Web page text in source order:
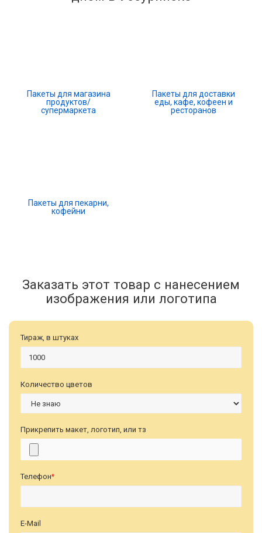
Пакеты для магазина
продуктов/
супермаркета
Пакеты для доставки
еды, кафе, кофеен и
ресторанов
Пакеты для пекарни,
кофейни
Заказать этот товар с нанесением
изображения или логотипа
Тираж, в штуках
Количество цветов
Прикрепить макет, логотип, или тз
Телефон*
E-Mail